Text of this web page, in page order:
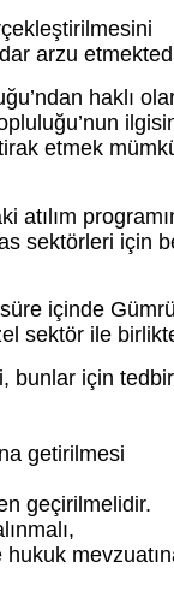
arzu
haklı
etmek
atılım
sektörleri için
içinde
sektör ile
bunlar için tedbir
getirilmesi
geçirilmelidir.